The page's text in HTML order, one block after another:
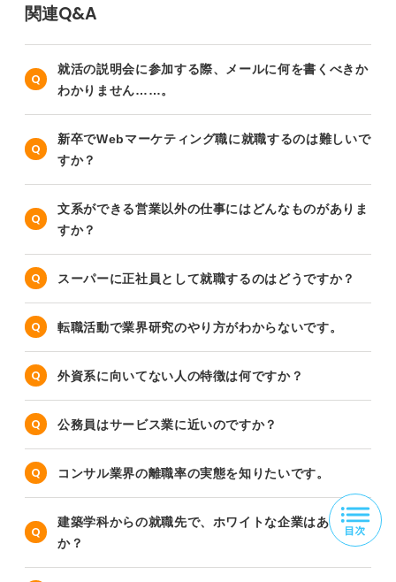
関連Q&A
就活の説明会に参加する際、メールに何を書くべきか
わかりません……。
新卒でWebマーケティング職に就職するのは難しいで
すか？
文系ができる営業以外の仕事にはどんなものがありま
すか？
スーパーに正社員として就職するのはどうですか？
転職活動で業界研究のやり方がわからないです。
外資系に向いてない人の特徴は何ですか？
公務員はサービス業に近いのですか？
コンサル業界の離職率の実態を知りたいです。
建築学科からの就職先で、ホワイトな企業はあります
か？